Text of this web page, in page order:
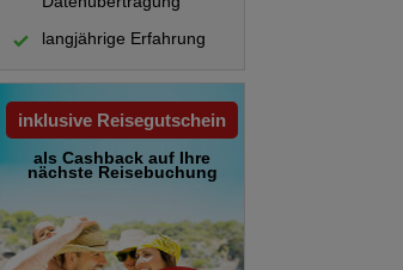
hinsichtlich Lage oder
– die Zuteilung erfolgt
für aktive Erholung und
an der Pool-/Snackbar und
Wasserratten in die beste
Angebote, darunter Tennis,
Anwendungen. Ein Miniclub,
langjährige Erfahrung
inklusive Reisegutschein
als Cashback auf Ihre
nächste Reisebuchung